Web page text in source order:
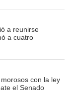
a reunirse
a cuatro
con la ley
el Senado